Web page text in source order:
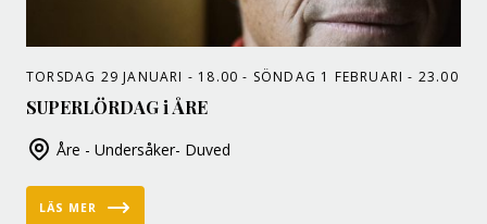
TORSDAG 29 JANUARI - 18.00 - SÖNDAG 1 FEBRUARI - 23.00
SUPERLÖRDAG i ÅRE
Åre - Undersåker- Duved
LÄS MER